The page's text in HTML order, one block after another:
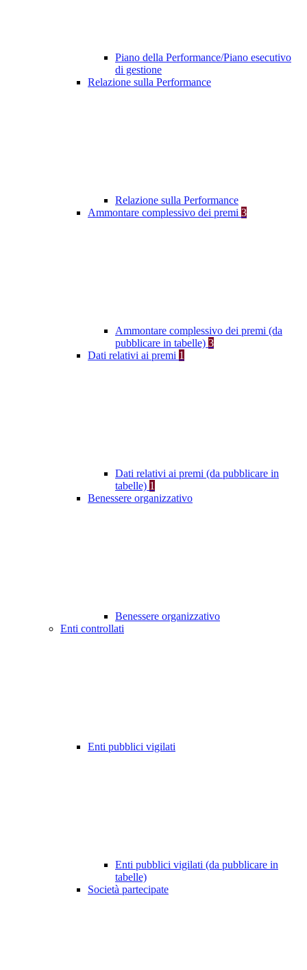
Piano della Performance/Piano esecutivo
di gestione
Relazione sulla Performance
Relazione sulla Performance
Ammontare complessivo dei premi 3
Ammontare complessivo dei premi (da
pubblicare in tabelle) 3
Dati relativi ai premi 1
Dati relativi ai premi (da pubblicare in
tabelle) 1
Benessere organizzativo
Benessere organizzativo
Enti controllati
Enti pubblici vigilati
Enti pubblici vigilati (da pubblicare in
tabelle)
Società partecipate